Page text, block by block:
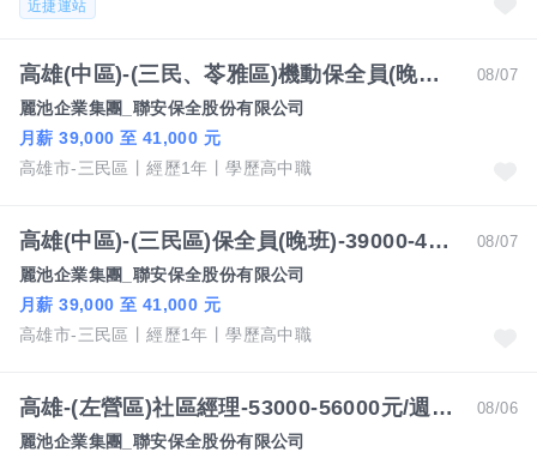
近捷運站
08/07
高雄(中區)-(三民、苓雅區)機動保全員(晚班)-39000-41000元/作四休二-葉經理
麗池企業集團_聯安保全股份有限公司
月薪 39,000 至 41,000 元
高雄市-三民區
經歷1年 學歷高中職
08/07
高雄(中區)-(三民區)保全員(晚班)-39000-41000元/作四休二-葉經理
麗池企業集團_聯安保全股份有限公司
月薪 39,000 至 41,000 元
高雄市-三民區
經歷1年 學歷高中職
08/06
高雄-(左營區)社區經理-53000-56000元/週休二日、國定假日休-李處長
麗池企業集團_聯安保全股份有限公司